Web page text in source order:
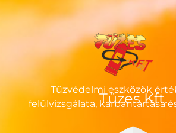
Tüzes Kft.
Tűzvédelmi eszközök
felülvizsgálata, karbantartása